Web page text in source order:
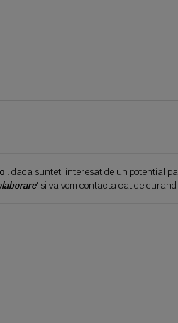
: daca sunteti interesat de un potential
' si va vom contacta cat de curand